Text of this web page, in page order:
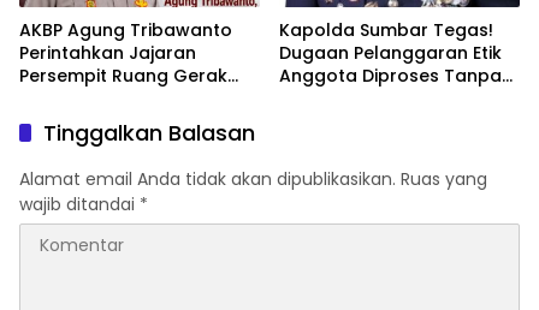
AKBP Agung Tribawanto
Perintahkan Jajaran
Persempit Ruang Gerak
Pasaman Barat
Kapolda Sumbar Tegas!
Dugaan Pelanggaran Etik
Anggota Diproses Tanpa
Tinggalkan Balasan
Alamat email Anda tidak akan dipublikasikan. Ruas yang
wajib ditandai *